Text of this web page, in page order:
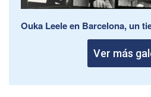
Ouka Leele en Barcelona, un
Ver más